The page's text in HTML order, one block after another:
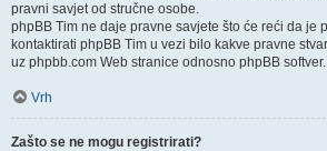
pravni savjet od stručne osobe.
phpBB Tim ne daje pravne savjete što će reći da je
kontaktirati phpBB Tim u vezi bilo kakve pravne
uz phpbb.com Web stranice odnosno phpBB softver.
Vrh
Zašto se ne mogu registrirati?